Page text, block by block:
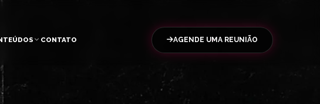
CONTATO AGENDE UMA REUNIÃO